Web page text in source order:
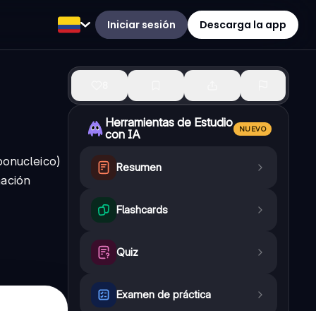
Iniciar sesión Descarga la app
Herramientas de Estudio
con IA
NUEVO
Resumen
Flashcards
Quiz
Examen de práctica